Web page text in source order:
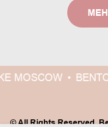
MOSCOW
© All Rights Reserved.